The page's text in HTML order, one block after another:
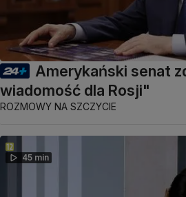
Amerykański senat
wiadomość dla Rosji"
ROZMOWY NA SZCZYCIE
45 min